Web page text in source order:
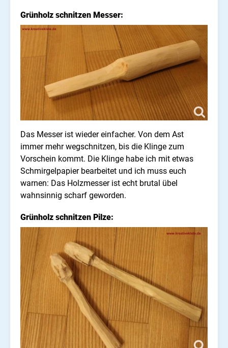
Grünholz schnitzen Messer:
Das Messer ist wieder einfacher. Von dem Ast
immer mehr wegschnitzen, bis die Klinge zum
Vorschein kommt. Die Klinge habe ich mit etwas
Schmirgelpapier bearbeitet und ich muss euch
warnen: Das Holzmesser ist echt brutal übel
wahnsinnig scharf geworden.
Grünholz schnitzen Pilze: